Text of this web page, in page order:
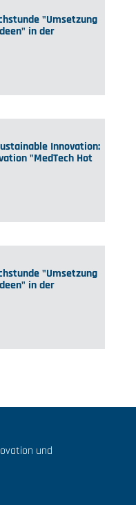
"Umsetzung
in der
Innovation:
"MedTech Hot
"Umsetzung
in der
und